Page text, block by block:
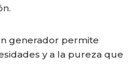
generador permite
y a la pureza que